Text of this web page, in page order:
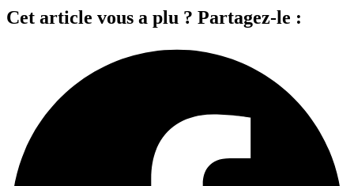
Cet article vous a plu ? Partagez-le :